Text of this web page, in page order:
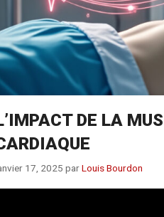
DE LA
17, 2025 parLouis Bourdon